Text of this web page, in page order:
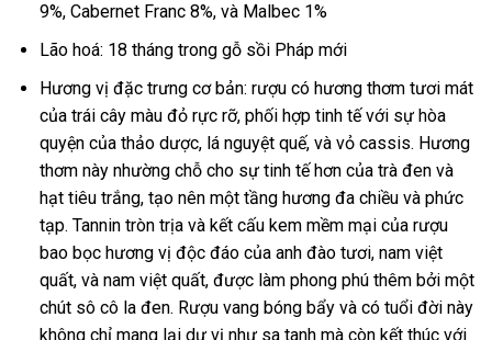
9%, Cabernet Franc 8%, và Malbec 1%
Lão hoá: 18 tháng trong gỗ sồi Pháp mới
Hương vị đặc trưng cơ bản: rượu có hương thơm tươi mát
của trái cây màu đỏ rực rỡ, phối hợp tinh tế với sự hòa
quyện của thảo dược, lá nguyệt quế, và vỏ cassis. Hương
thơm này nhường chỗ cho sự tinh tế hơn của trà đen và
hạt tiêu trắng, tạo nên một tầng hương đa chiều và phức
tạp. Tannin tròn trịa và kết cấu kem mềm mại của rượu
bao bọc hương vị độc đáo của anh đào tươi, nam việt
quất, và nam việt quất, được làm phong phú thêm bởi một
chút sô cô la đen. Rượu vang bóng bẩy và có tuổi đời này
không chỉ mang lại dư vị như sa tanh mà còn kết thúc với